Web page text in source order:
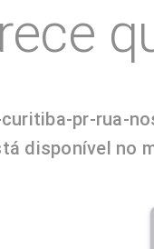
pr-rua-
disponível no